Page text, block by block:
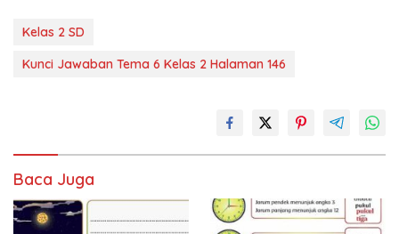
Kelas 2 SD
Kunci Jawaban Tema 6 Kelas 2 Halaman 146
Baca Juga